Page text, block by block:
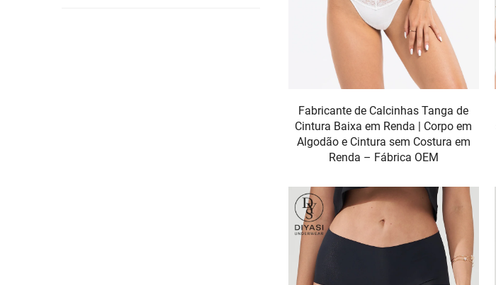
Fabricante de Calcinhas Tanga de
Cintura Baixa em Renda | Corpo em
Algodão e Cintura sem Costura em
Renda – Fábrica OEM